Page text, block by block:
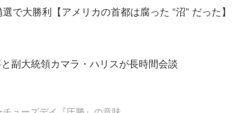
で大勝利【アメリカの首都は腐った “沼” だった】
副大統領カマラ・ハリスが長時間会談